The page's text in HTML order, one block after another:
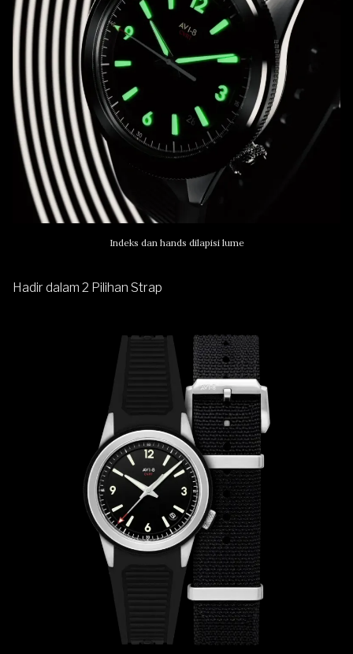
Indeks dan hands dilapisi lume
Hadir dalam 2 Pilihan Strap